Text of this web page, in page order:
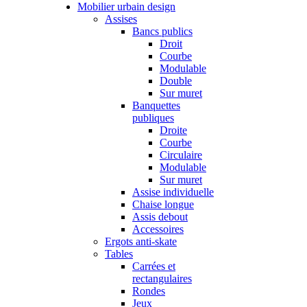
Mobilier urbain design
Assises
Bancs publics
Droit
Courbe
Modulable
Double
Sur muret
Banquettes
publiques
Droite
Courbe
Circulaire
Modulable
Sur muret
Assise individuelle
Chaise longue
Assis debout
Accessoires
Ergots anti-skate
Tables
Carrées et
rectangulaires
Rondes
Jeux